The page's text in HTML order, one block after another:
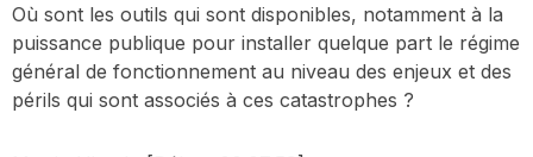
Où sont les outils qui sont disponibles, notamment à la
puissance publique pour installer quelque part le régime
général de fonctionnement au niveau des enjeux et des
périls qui sont associés à ces catastrophes ?